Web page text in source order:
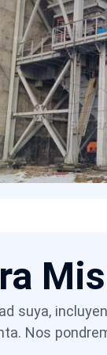
costosos
diseños de mina
la
de
chilenos
cumplir con
mantienen
suya,
Nos